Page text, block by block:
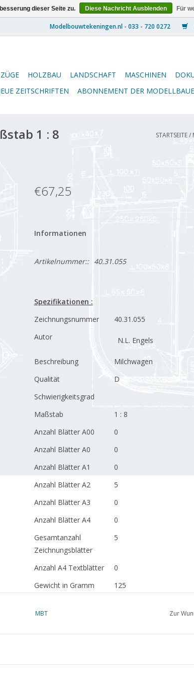
ZÜGE HOLZBAU LANDSCHAFT MASCHINEN
ZEITSCHRIFTEN ABONNEMENT DER
1 : 8
STARTSEITE/
€67,25
Informationen
Artikelnummer:: 40.31.055
Spezifikationen :
Zeichnungsnummer
40.31.055
Autor
N.L. Engels
Beschreibung
Milchwagen
Qualität
D
Schwierigkeitsgrad
Maßstab
1 : 8
Anzahl Blätter A00
0
Anzahl Blätter A0
0
Anzahl Blätter A1
0
Anzahl Blätter A2
5
Anzahl Blätter A3
0
Anzahl Blätter A4
0
Gesamtanzahl
Zeichnungsblätter
5
Anzahl A4 Textblätter
0
Gewicht in Gramm
125
MBT Zur
dieser Seite zu. Diese Nachricht Ausblenden Für